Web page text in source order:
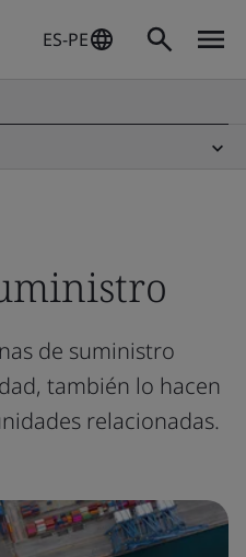
ES-PE
de suministro
también lo hacen
relacionadas.